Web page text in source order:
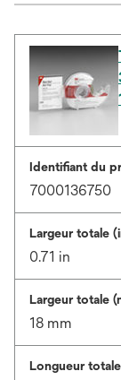
Identifiant du
7000136750
Largeur totale
0.71 in
Largeur totale
18 mm
Longueur